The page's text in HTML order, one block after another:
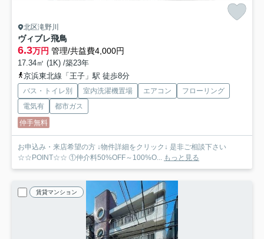
北区滝野川
ヴィブレ飛鳥
6.3万円 管理/共益費4,000円
17.34㎡ (1K) /築23年
京浜東北線「王子」駅 徒歩8分
バス・トイレ別 室内洗濯機置場 エアコン
フローリング
電気有
都市ガス
仲手無料
お申込み・来店希望の方 ↓物件詳細をクリック↓ 是非ご相談下さい
☆☆POINT☆☆ ①仲介料50%OFF～100%O... もっと見る
賃貸マンション